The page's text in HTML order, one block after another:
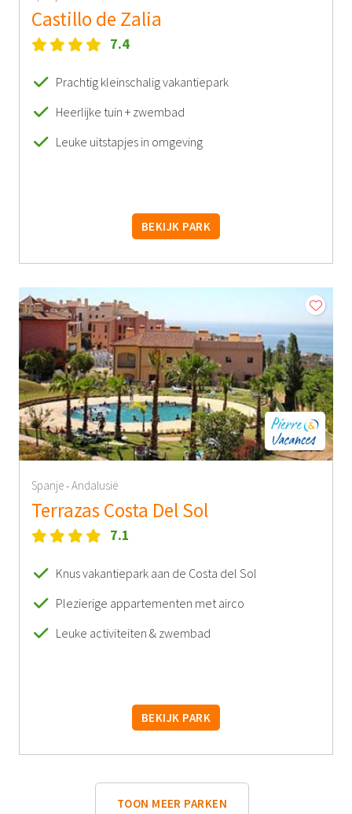
Castillo de Zalia
7.4
Prachtig kleinschalig vakantiepark
Heerlijke tuin + zwembad
Leuke uitstapjes in omgeving
BEKIJK PARK
Spanje-Andalusië
Terrazas Costa Del Sol
7.1
Knus vakantiepark aan de Costa del Sol
Plezierige appartementen met airco
Leuke activiteiten & zwembad
BEKIJK PARK
TOON MEER PARKEN